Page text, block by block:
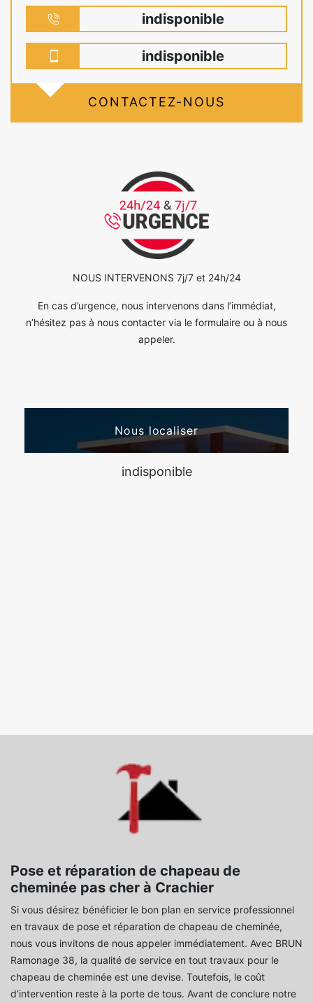
indisponible
indisponible
CONTACTEZ-NOUS
NOUS INTERVENONS 7j/7 et 24h/24
En cas d’urgence, nous intervenons dans l’immédiat,
n’hésitez pas à nous contacter via le formulaire ou à nous
appeler.
Nous localiser
indisponible
Pose et réparation de chapeau de
cheminée pas cher à Crachier
Si vous désirez bénéficier le bon plan en service professionnel
en travaux de pose et réparation de chapeau de cheminée,
nous vous invitons de nous appeler immédiatement. Avec BRUN
Ramonage 38, la qualité de service en tout travaux pour le
chapeau de cheminée est une devise. Toutefois, le coût
d’intervention reste à la porte de tous. Avant de conclure notre